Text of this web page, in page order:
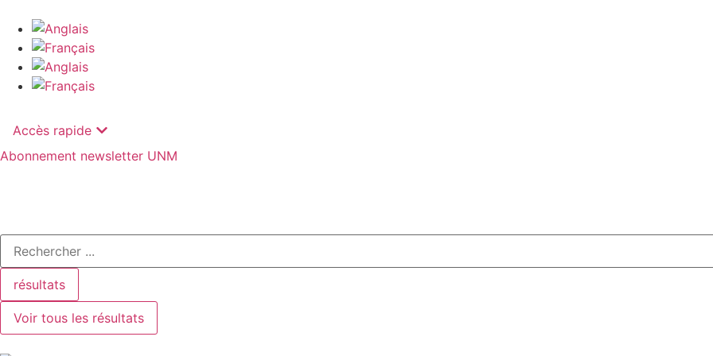
Accès rapide
Abonnement newsletter UNM
résultats
Voir tous les résultats